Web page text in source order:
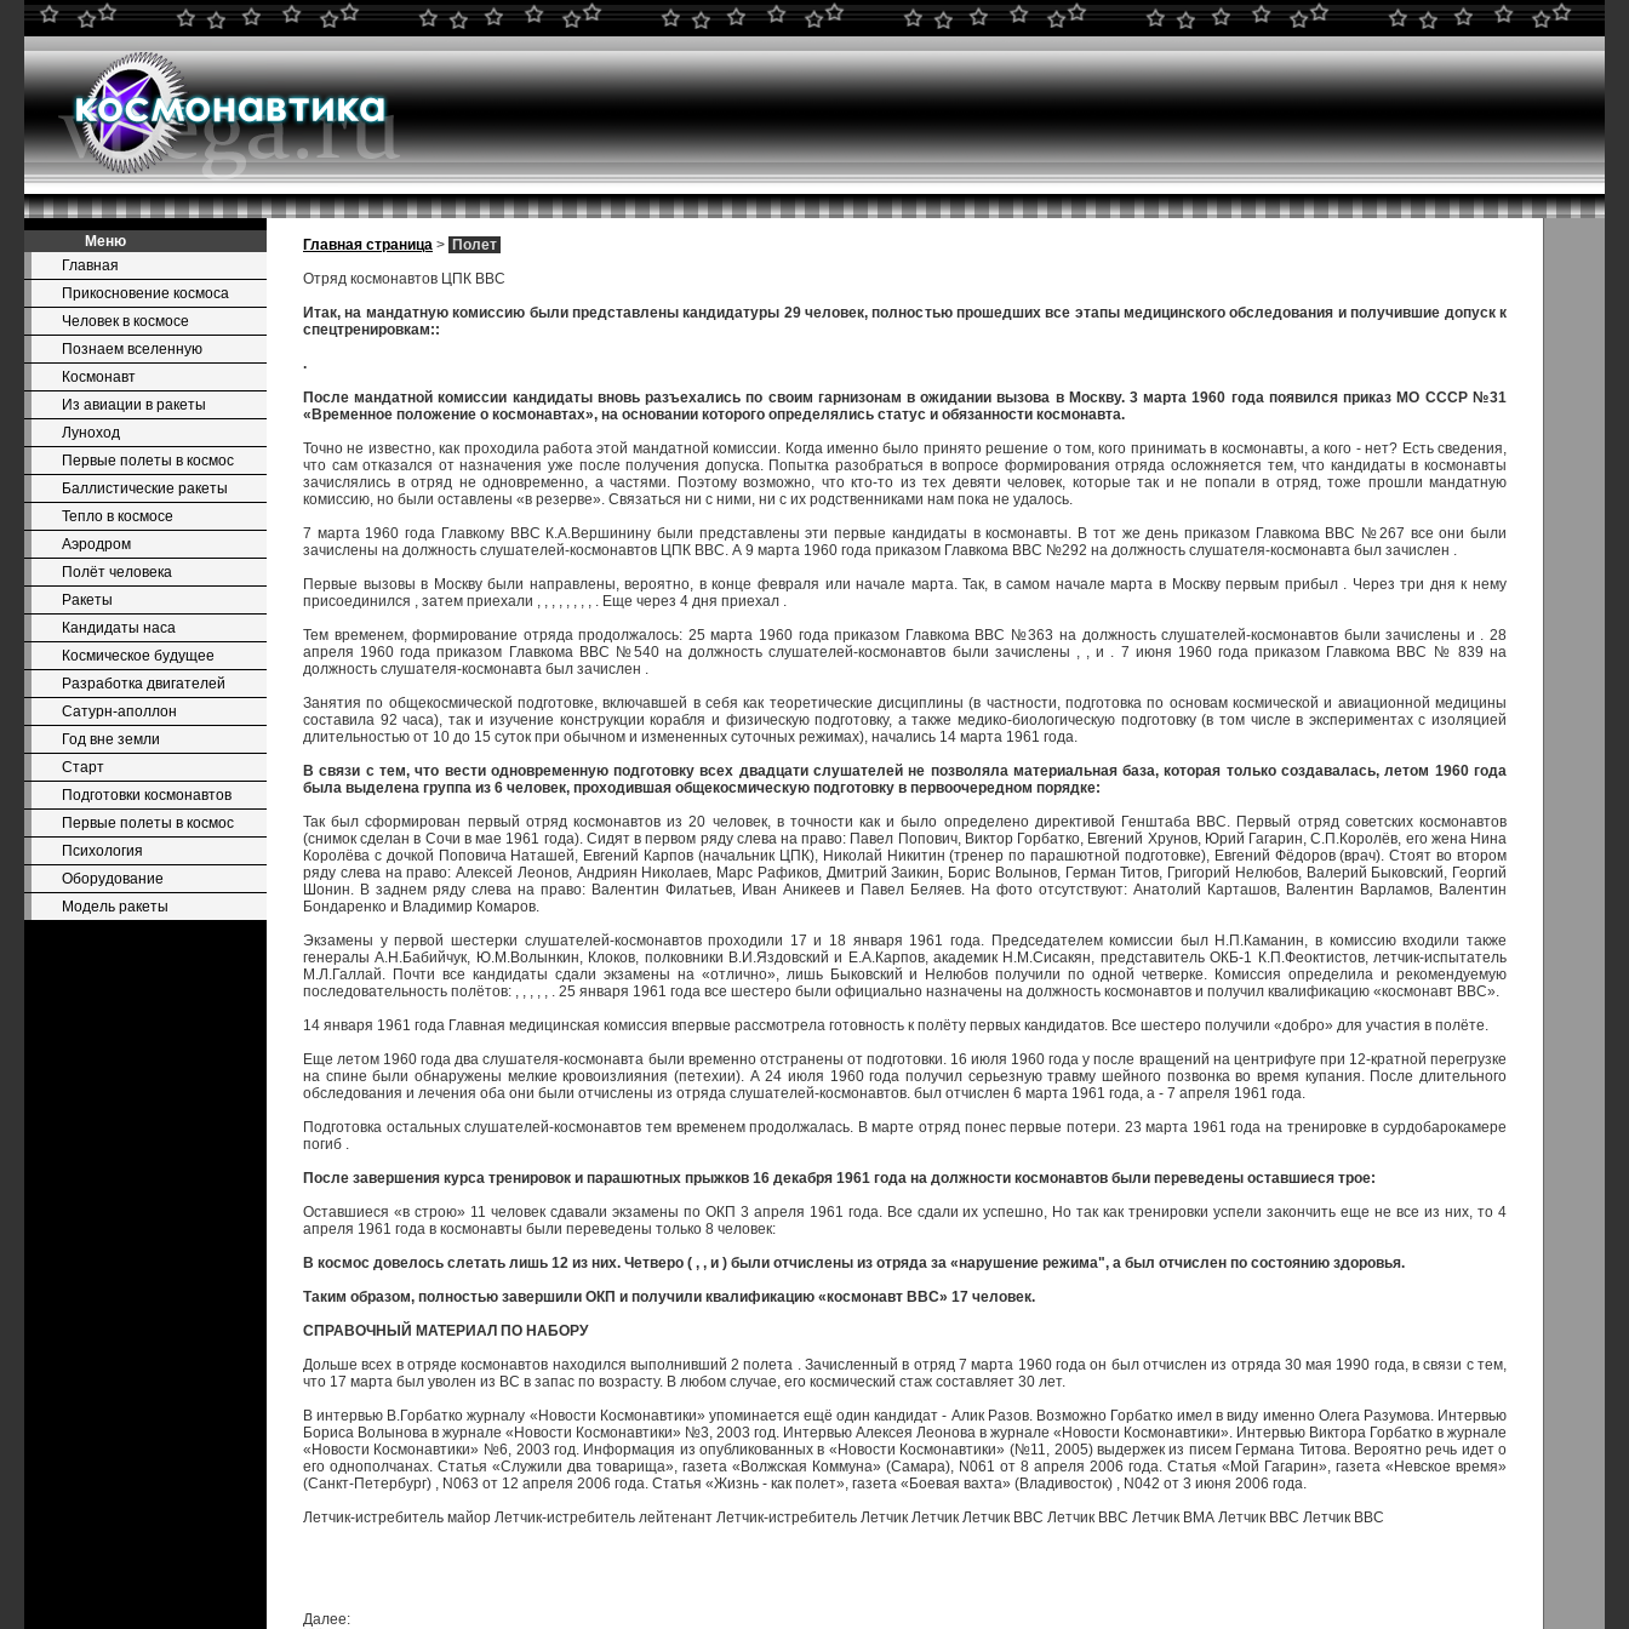
Меню
Главная
Прикосновение космоса
Человек в космосе
Познаем вселенную
Космонавт
Из авиации в ракеты
Луноход
Первые полеты в космос
Баллистические ракеты
Тепло в космосе
Аэродром
Полёт человека
Ракеты
Кандидаты наса
Космическое будущее
Разработка двигателей
Сатурн-аполлон
Год вне земли
Старт
Подготовки космонавтов
Первые полеты в космос
Психология
Оборудование
Модель ракеты
Главная страница > Полет
Отряд космонавтов ЦПК ВВС
Итак, на мандатную комиссию были представлены кандидатуры 29 человек, полностью прошедших все этапы медицинского обследования и получившие допуск к
спецтренировкам::
.
После мандатной комиссии кандидаты вновь разъехались по своим гарнизонам в ожидании вызова в Москву. 3 марта 1960 года появился приказ МО СССР №31
«Временное положение о космонавтах», на основании которого определялись статус и обязанности космонавта.
Точно не известно, как проходила работа этой мандатной комиссии. Когда именно было принято решение о том, кого принимать в космонавты, а кого - нет? Есть сведения,
что сам отказался от назначения уже после получения допуска. Попытка разобраться в вопросе формирования отряда осложняется тем, что кандидаты в космонавты
зачислялись в отряд не одновременно, а частями. Поэтому возможно, что кто-то из тех девяти человек, которые так и не попали в отряд, тоже прошли мандатную
комиссию, но были оставлены «в резерве». Связаться ни с ними, ни с их родственниками нам пока не удалось.
7 марта 1960 года Главкому ВВС К.А.Вершинину были представлены эти первые кандидаты в космонавты. В тот же день приказом Главкома ВВС №267 все они были
зачислены на должность слушателей-космонавтов ЦПК ВВС. А 9 марта 1960 года приказом Главкома ВВС №292 на должность слушателя-космонавта был зачислен .
Первые вызовы в Москву были направлены, вероятно, в конце февраля или начале марта. Так, в самом начале марта в Москву первым прибыл . Через три дня к нему
присоединился , затем приехали , , , , , , , , . Еще через 4 дня приехал .
Тем временем, формирование отряда продолжалось: 25 марта 1960 года приказом Главкома ВВС №363 на должность слушателей-космонавтов были зачислены и . 28
апреля 1960 года приказом Главкома ВВС №540 на должность слушателей-космонавтов были зачислены , , и . 7 июня 1960 года приказом Главкома ВВС № 839 на
должность слушателя-космонавта был зачислен .
Занятия по общекосмической подготовке, включавшей в себя как теоретические дисциплины (в частности, подготовка по основам космической и авиационной медицины
составила 92 часа), так и изучение конструкции корабля и физическую подготовку, а также медико-биологическую подготовку (в том числе в экспериментах с изоляцией
длительностью от 10 до 15 суток при обычном и измененных суточных режимах), начались 14 марта 1961 года.
В связи с тем, что вести одновременную подготовку всех двадцати слушателей не позволяла материальная база, которая только создавалась, летом 1960 года
была выделена группа из 6 человек, проходившая общекосмическую подготовку в первоочередном порядке:
Так был сформирован первый отряд космонавтов из 20 человек, в точности как и было определено директивой Генштаба ВВС. Первый отряд советских космонавтов
(снимок сделан в Сочи в мае 1961 года). Сидят в первом ряду слева на право: Павел Попович, Виктор Горбатко, Евгений Хрунов, Юрий Гагарин, С.П.Королёв, его жена Нина
Королёва с дочкой Поповича Наташей, Евгений Карпов (начальник ЦПК), Николай Никитин (тренер по парашютной подготовке), Евгений Фёдоров (врач). Стоят во втором
ряду слева на право: Алексей Леонов, Андриян Николаев, Марс Рафиков, Дмитрий Заикин, Борис Волынов, Герман Титов, Григорий Нелюбов, Валерий Быковский, Георгий
Шонин. В заднем ряду слева на право: Валентин Филатьев, Иван Аникеев и Павел Беляев. На фото отсутствуют: Анатолий Карташов, Валентин Варламов, Валентин
Бондаренко и Владимир Комаров.
Экзамены у первой шестерки слушателей-космонавтов проходили 17 и 18 января 1961 года. Председателем комиссии был Н.П.Каманин, в комиссию входили также
генералы А.Н.Бабийчук, Ю.М.Волынкин, Клоков, полковники В.И.Яздовский и Е.А.Карпов, академик Н.М.Сисакян, представитель ОКБ-1 К.П.Феоктистов, летчик-испытатель
М.Л.Галлай. Почти все кандидаты сдали экзамены на «отлично», лишь Быковский и Нелюбов получили по одной четверке. Комиссия определила и рекомендуемую
последовательность полётов: , , , , , . 25 января 1961 года все шестеро были официально назначены на должность космонавтов и получил квалификацию «космонавт ВВС».
14 января 1961 года Главная медицинская комиссия впервые рассмотрела готовность к полёту первых кандидатов. Все шестеро получили «добро» для участия в полёте.
Еще летом 1960 года два слушателя-космонавта были временно отстранены от подготовки. 16 июля 1960 года у после вращений на центрифуге при 12-кратной перегрузке
на спине были обнаружены мелкие кровоизлияния (петехии). А 24 июля 1960 года получил серьезную травму шейного позвонка во время купания. После длительного
обследования и лечения оба они были отчислены из отряда слушателей-космонавтов. был отчислен 6 марта 1961 года, а - 7 апреля 1961 года.
Подготовка остальных слушателей-космонавтов тем временем продолжалась. В марте отряд понес первые потери. 23 марта 1961 года на тренировке в сурдобарокамере
погиб .
После завершения курса тренировок и парашютных прыжков 16 декабря 1961 года на должности космонавтов были переведены оставшиеся трое:
Оставшиеся «в строю» 11 человек сдавали экзамены по ОКП 3 апреля 1961 года. Все сдали их успешно, Но так как тренировки успели закончить еще не все из них, то 4
апреля 1961 года в космонавты были переведены только 8 человек:
В космос довелось слетать лишь 12 из них. Четверо ( , , и ) были отчислены из отряда за «нарушение режима", а был отчислен по состоянию здоровья.
Таким образом, полностью завершили ОКП и получили квалификацию «космонавт ВВС» 17 человек.
СПРАВОЧНЫЙ МАТЕРИАЛ ПО НАБОРУ
Дольше всех в отряде космонавтов находился выполнивший 2 полета . Зачисленный в отряд 7 марта 1960 года он был отчислен из отряда 30 мая 1990 года, в связи с тем,
что 17 марта был уволен из ВС в запас по возрасту. В любом случае, его космический стаж составляет 30 лет.
В интервью В.Горбатко журналу «Новости Космонавтики» упоминается ещё один кандидат - Алик Разов. Возможно Горбатко имел в виду именно Олега Разумова. Интервью
Бориса Волынова в журнале «Новости Космонавтики» №3, 2003 год. Интервью Алексея Леонова в журнале «Новости Космонавтики». Интервью Виктора Горбатко в журнале
«Новости Космонавтики» №6, 2003 год. Информация из опубликованных в «Новости Космонавтики» (№11, 2005) выдержек из писем Германа Титова. Вероятно речь идет о
его однополчанах. Статья «Служили два товарища», газета «Волжская Коммуна» (Самара), N061 от 8 апреля 2006 года. Статья «Мой Гагарин», газета «Невское время»
(Санкт-Петербург) , N063 от 12 апреля 2006 года. Статья «Жизнь - как полет», газета «Боевая вахта» (Владивосток) , N042 от 3 июня 2006 года.
Летчик-истребитель майор Летчик-истребитель лейтенант Летчик-истребитель Летчик Летчик Летчик ВВС Летчик ВВС Летчик ВМА Летчик ВВС Летчик ВВС
Далее: